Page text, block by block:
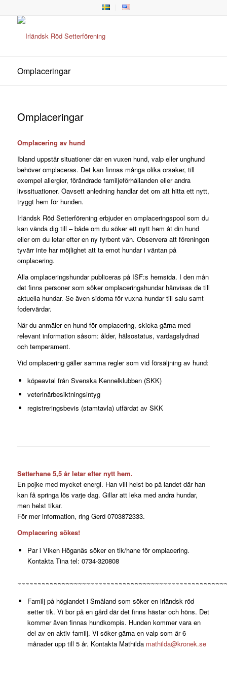
Omplaceringar
Omplaceringar
Omplacering av hund
Ibland uppstår situationer där en vuxen hund, valp eller unghund
behöver omplaceras. Det kan finnas många olika orsaker, till
exempel allergier, förändrade familjeförhållanden eller andra
livssituationer. Oavsett anledning handlar det om att hitta ett nytt,
tryggt hem för hunden.
Irländsk Röd Setterförening erbjuder en omplaceringspool som du
kan vända dig till – både om du söker ett nytt hem åt din hund
eller om du letar efter en ny fyrbent vän. Observera att föreningen
tyvärr inte har möjlighet att ta emot hundar i väntan på
omplacering.
Alla omplaceringshundar publiceras på ISF:s hemsida. I den mån
det finns personer som söker omplaceringshundar hänvisas de till
aktuella hundar. Se även sidorna för vuxna hundar till salu samt
fodervärdar.
När du anmäler en hund för omplacering, skicka gärna med
relevant information såsom: ålder, hälsostatus, vardagslydnad
och temperament.
Vid omplacering gäller samma regler som vid försäljning av hund:
köpeavtal från Svenska Kennelklubben (SKK)
veterinärbesiktningsintyg
registreringsbevis (stamtavla) utfärdat av SKK
Setterhane 5,5 år letar efter nytt hem.
En pojke med mycket energi. Han vill helst bo på landet där han
kan få springa lös varje dag. Gillar att leka med andra hundar,
men helst tikar.
För mer information, ring Gerd 0703872333.
Omplacering sökes!
Par i Viken Höganäs söker en tik/hane för omplacering.
Kontakta Tina tel: 0734-320808
Familj på höglandet i Småland som söker en irländsk röd
setter tik. Vi bor på en gård där det finns hästar och höns. Det
kommer även finnas hundkompis. Hunden kommer vara en
del av en aktiv familj. Vi söker gärna en valp som är 6
månader upp till 5 år. Kontakta Mathilda mathilda@kronek.se